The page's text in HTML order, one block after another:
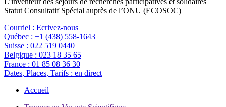
Statut Consultatif Spécial auprès de l’ONU (ECOSOC)
Courriel : Ecrivez-nous
Québec : +1 (438) 558-1643
Suisse : 022 519 0440
Belgique : 023 18 35 65
France : 01 85 08 36 30
Dates, Places, Tarifs : en direct
Accueil